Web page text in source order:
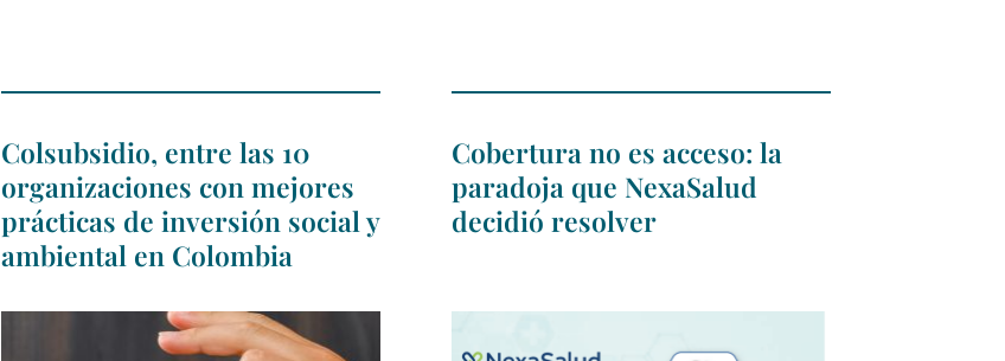
Colsubsidio, entre las 10
organizaciones con mejores
prácticas de inversión social y
ambiental en Colombia
Cobertura no es acceso: la
paradoja que NexaSalud
decidió resolver